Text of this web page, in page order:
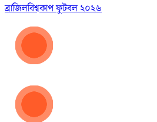
ব্রাজিলবিশ্বকাপ ফুটবল ২০২৬